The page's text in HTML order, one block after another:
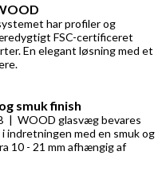
har profiler og
FSC-certificeret
En elegant løsning med et
smuk finish
| WOOD glasvæg bevares
indretningen med en smuk og
10 - 21 mm afhængig af